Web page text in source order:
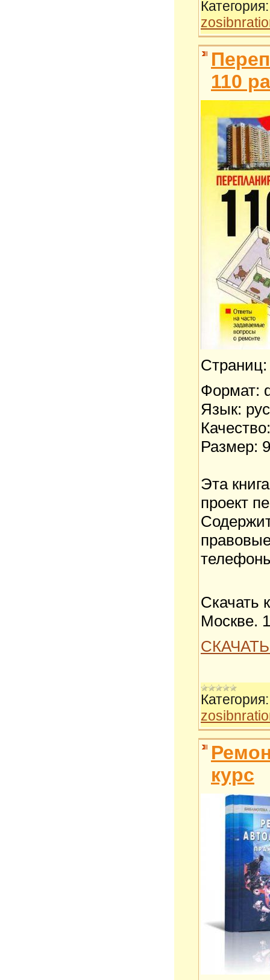
Категория:
110
Страниц:
Формат:
Язык:
Размер:
Эта
проект
Скачать
Москве.
Категория:
курс